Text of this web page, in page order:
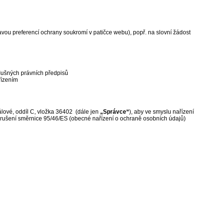
preferencí ochrany soukromí v patičce webu), popř. na slovní žádost
právních předpisů
oddíl C, vložka 36402 (dále jen „Správce“), aby ve smyslu nařízení
směrnice 95/46/ES (obecné nařízení o ochraně osobních údajů)